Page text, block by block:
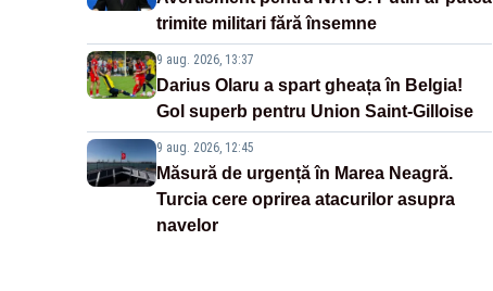
trimite militari fără însemne
9 aug. 2026, 13:37
Darius Olaru a spart gheața în Belgia!
Gol superb pentru Union Saint-Gilloise
9 aug. 2026, 12:45
Măsură de urgență în Marea Neagră.
Turcia cere oprirea atacurilor asupra
navelor